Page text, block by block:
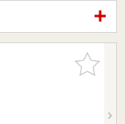
お気に入
りに追加